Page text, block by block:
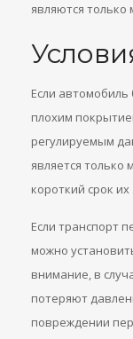
являются
Если автомобиль
плохим
регулируемым
является
короткий срок
Если транспорт
можно
внимание, в
потеряют
повреждении